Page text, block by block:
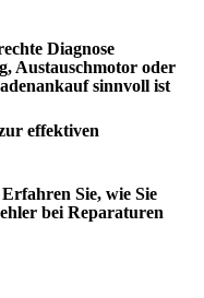
Diagnose
Austauschmotor oder
sinnvoll ist
effektiven
Sie, wie Sie
bei Reparaturen